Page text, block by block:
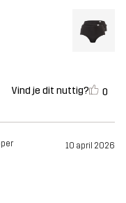
Vind je dit nuttig? 0
10 april 2026